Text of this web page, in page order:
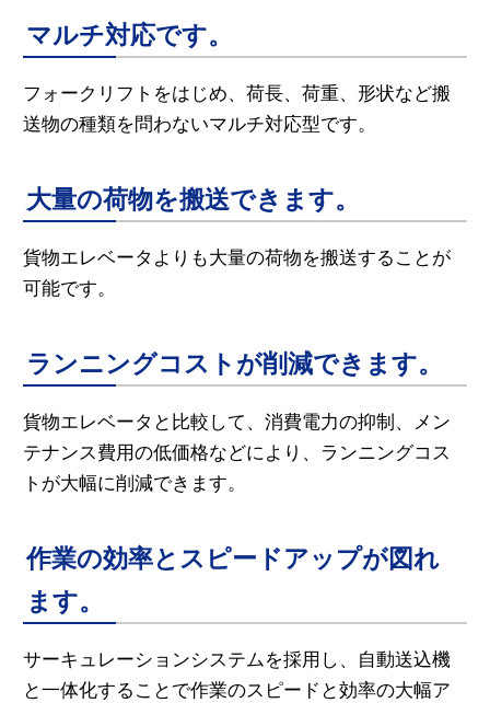
マルチ対応です。
フォークリフトをはじめ、荷長、荷重、形状など搬
送物の種類を問わないマルチ対応型です。
大量の荷物を搬送できます。
貨物エレベータよりも大量の荷物を搬送することが
可能です。
ランニングコストが削減できます。
貨物エレベータと比較して、消費電力の抑制、メン
テナンス費用の低価格などにより、ランニングコス
トが大幅に削減できます。
作業の効率とスピードアップが図れ
ます。
サーキュレーションシステムを採用し、自動送込機
と一体化することで作業のスピードと効率の大幅ア